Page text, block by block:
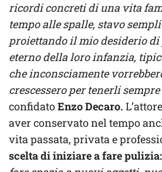
ricordi concreti di una vita
tempo alle spalle, stavo
proiettando il mio desiderio
eterno della loro infanzia,
che inconsciamente
crescessero per tenerli sempre
confidatoEnzo Decaro.
aver conservato nel tempo
vita passata, privata e
scelta di iniziare a fare pulizia: